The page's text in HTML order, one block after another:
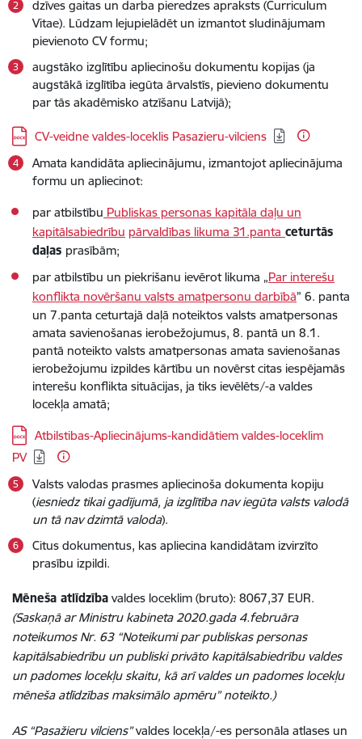
dzīves gaitas un darba pieredzes apraksts (Curriculum
Vitae). Lūdzam lejupielādēt un izmantot sludinājumam
pievienoto CV formu;
augstāko izglītību apliecinošu dokumentu kopijas (ja
augstākā izglītība iegūta ārvalstīs, pievieno dokumentu
par tās akadēmisko atzīšanu Latvijā);
Lejupielādēt:
CV-veidne valdes-loceklis Pasazieru-vilciens
Amata kandidāta apliecinājumu, izmantojot apliecinājuma
formu un apliecinot:
par atbilstību Publiskas personas kapitāla daļu un
kapitālsabiedrību pārvaldības likuma 31.panta ceturtās
daļas prasībām;
par atbilstību un piekrišanu ievērot likuma „Par interešu
konflikta novēršanu valsts amatpersonu darbībā” 6. panta
un 7.panta ceturtajā daļā noteiktos valsts amatpersonas
amata savienošanas ierobežojumus, 8. pantā un 8.1.
pantā noteikto valsts amatpersonas amata savienošanas
ierobežojumu izpildes kārtību un novērst citas iespējamās
interešu konflikta situācijas, ja tiks ievēlēts/-a valdes
locekļa amatā;
Lejupielādēt:
Atbilstibas-Apliecinājums-kandidātiem valdes-loceklim
PV
Valsts valodas prasmes apliecinoša dokumenta kopiju
(iesniedz tikai gadījumā, ja izglītība nav iegūta valsts valodā
un tā nav dzimtā valoda).
Citus dokumentus, kas apliecina kandidātam izvirzīto
prasību izpildi.
Mēneša atlīdzība valdes loceklim (bruto): 8067,37 EUR.
(Saskaņā ar Ministru kabineta 2020.gada 4.februāra
noteikumos Nr. 63 “Noteikumi par publiskas personas
kapitālsabiedrību un publiski privāto kapitālsabiedrību valdes
un padomes locekļu skaitu, kā arī valdes un padomes locekļu
mēneša atlīdzības maksimālo apmēru” noteikto.)
AS “Pasažieru vilciens”valdes locekļa/-es personāla atlases un